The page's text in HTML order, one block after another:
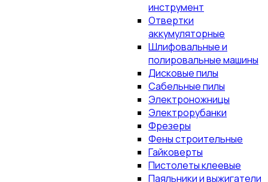
инструмент
Отвертки
аккумуляторные
Шлифовальные и
полировальные машины
Дисковые пилы
Сабельные пилы
Электроножницы
Электрорубанки
Фрезеры
Фены строительные
Гайковерты
Пистолеты клеевые
Паяльники и выжигатели